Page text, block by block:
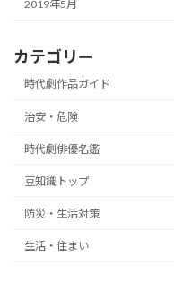
2019年5月
カテゴリー
時代劇作品ガイド
治安・危険
時代劇俳優名鑑
豆知識トップ
防災・生活対策
生活・住まい